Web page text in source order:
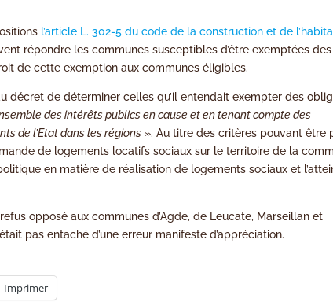
l’article L. 302-5 du code de la construction et de
répondre les communes susceptibles d’être exemptées des
de cette exemption aux communes éligibles.
décret de déterminer celles qu’il entendait exempter des
des intérêts publics en cause et en tenant compte des
de l’Etat dans les régions ». Au titre des critères pouvant être
de logements locatifs sociaux sur le territoire de la
en matière de réalisation de logements sociaux et
opposé aux communes d’Agde, de Leucate, Marseillan et
pas entaché d’une erreur manifeste d’appréciation.
Imprimer